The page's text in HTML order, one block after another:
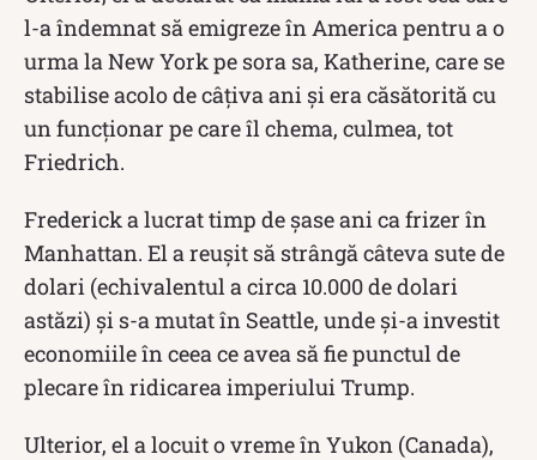
l-a îndemnat să emigreze în America pentru a o
urma la New York pe sora sa, Katherine, care se
stabilise acolo de câțiva ani și era căsătorită cu
un funcționar pe care îl chema, culmea, tot
Friedrich.
Frederick a lucrat timp de șase ani ca frizer în
Manhattan. El a reușit să strângă câteva sute de
dolari (echivalentul a circa 10.000 de dolari
astăzi) și s-a mutat în Seattle, unde și-a investit
economiile în ceea ce avea să fie punctul de
plecare în ridicarea imperiului Trump.
Ulterior, el a locuit o vreme în Yukon (Canada),